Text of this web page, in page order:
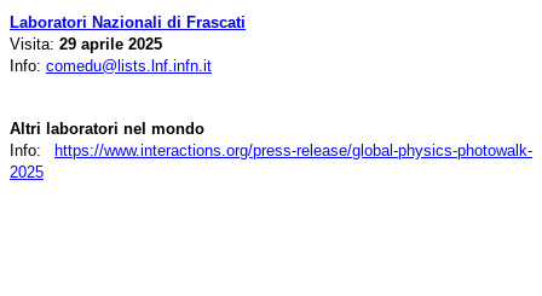
Laboratori Nazionali di Frascati
Visita: 29 aprile 2025
Info: comedu@lists.lnf.infn.it
Altri laboratori nel mondo
Info:
https://www.interactions.org/press-release/global-physics-photowalk-
2025